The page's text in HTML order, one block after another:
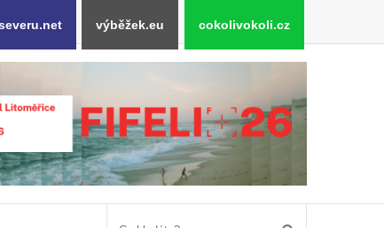
výběžek.eu cokolivokoli.cz